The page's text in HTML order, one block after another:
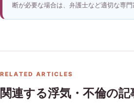
断が必要な場合は、弁護士など適切な専門
RELATED ARTICLES
関連する浮気・不倫の記